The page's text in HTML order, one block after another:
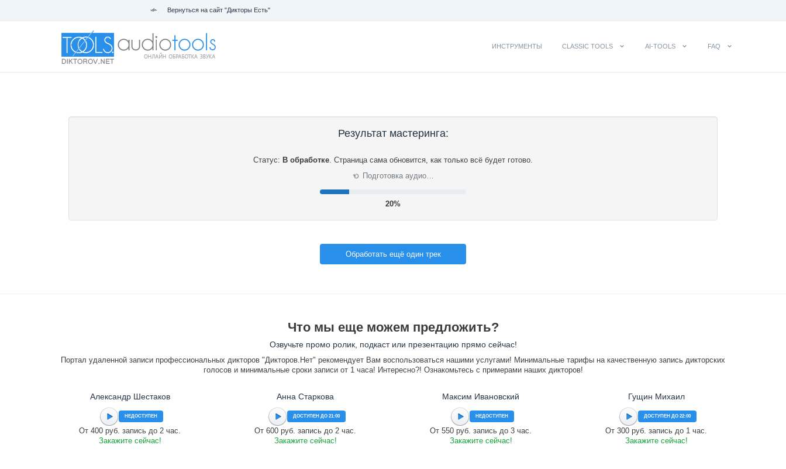
Вернуться на сайт "Дикторы Есть"
ИНСТРУМЕНТЫ CLASSIC TOOLS AI-TOOLS FAQ
Результат мастеринга:
Статус: В обработке. Страница сама обновится, как только всё будет готово.
⟳ Подготовка аудио…
21%
Обработать ещё один трек
Что мы еще можем предложить?
Озвучьте промо ролик, подкаст или презентацию прямо сейчас!
Портал удаленной записи профессиональных дикторов "Дикторов.Нет" рекомендует Вам воспользоваться нашими услугами! Минимальные тарифы на качественную запись дикторских
голосов и минимальные сроки записи от 1 часа! Интересно?! Ознакомьтесь с примерами наших дикторов!
Александр Шестаков
НЕДОСТУПЕН
От 400 руб. запись до 2 час.
Закажите сейчас!
Анна Старкова
ДОСТУПЕН ДО 21:00
От 600 руб. запись до 2 час.
Закажите сейчас!
Максим Ивановский
НЕДОСТУПЕН
От 550 руб. запись до 3 час.
Закажите сейчас!
Гущин Михаил
ДОСТУПЕН ДО 22:00
От 300 руб. запись до 1 час.
Закажите сейчас!